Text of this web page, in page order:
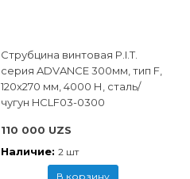
Струбцина винтовая P.I.T.
cерия ADVANCE 300мм, тип F,
120x270 мм, 4000 Н, сталь/
чугун HCLF03-0300
110 000 UZS
Наличие: 2 шт
В корзину